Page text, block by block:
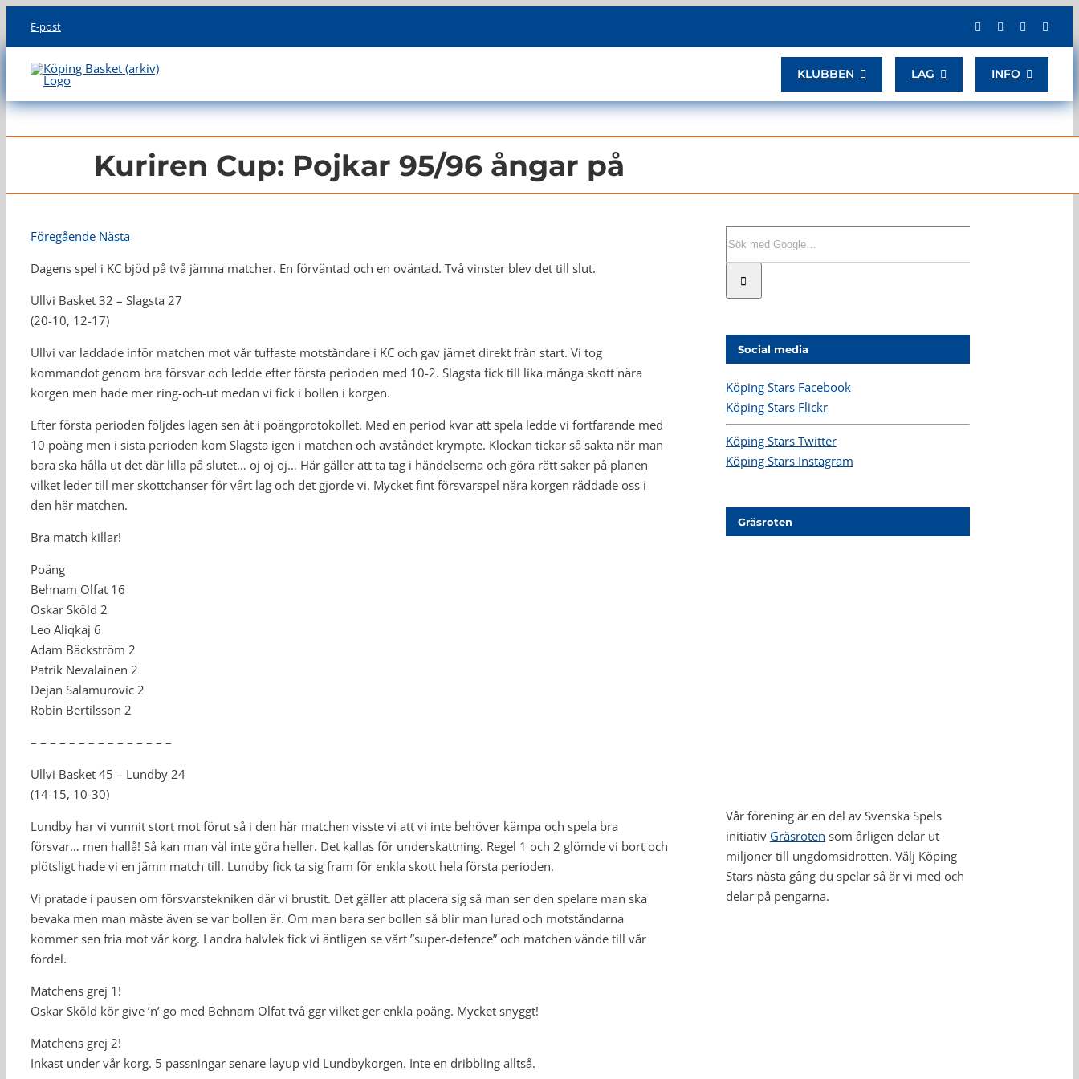
content
E-post
KLUBBEN LAG INFO
Kuriren Cup: Pojkar 95/96 ångar på
Föregående Nästa
Dagens spel i KC bjöd på två jämna matcher. En förväntad och en oväntad. Två vinster blev det till slut.
Ullvi Basket 32 – Slagsta 27
(20-10, 12-17)
Ullvi var laddade inför matchen mot vår tuffaste motståndare i KC och gav järnet direkt från start. Vi tog
kommandot genom bra försvar och ledde efter första perioden med 10-2. Slagsta fick till lika många skott nära
korgen men hade mer ring-och-ut medan vi fick i bollen i korgen.
Efter första perioden följdes lagen sen åt i poängprotokollet. Med en period kvar att spela ledde vi fortfarande med
10 poäng men i sista perioden kom Slagsta igen i matchen och avståndet krympte. Klockan tickar så sakta när man
bara ska hålla ut det där lilla på slutet… oj oj oj… Här gäller att ta tag i händelserna och göra rätt saker på planen
vilket leder till mer skottchanser för vårt lag och det gjorde vi. Mycket fint försvarspel nära korgen räddade oss i
den här matchen.
Bra match killar!
Poäng
Behnam Olfat 16
Oskar Sköld 2
Leo Aliqkaj 6
Adam Bäckström 2
Patrik Nevalainen 2
Dejan Salamurovic 2
Robin Bertilsson 2
– – – – – – – – – – – – – – –
Ullvi Basket 45 – Lundby 24
(14-15, 10-30)
Lundby har vi vunnit stort mot förut så i den här matchen visste vi att vi inte behöver kämpa och spela bra
försvar… men hallå! Så kan man väl inte göra heller. Det kallas för underskattning. Regel 1 och 2 glömde vi bort och
plötsligt hade vi en jämn match till. Lundby fick ta sig fram för enkla skott hela första perioden.
Vi pratade i pausen om försvarstekniken där vi brustit. Det gäller att placera sig så man ser den spelare man ska
bevaka men man måste även se var bollen är. Om man bara ser bollen så blir man lurad och motståndarna
kommer sen fria mot vår korg. I andra halvlek fick vi äntligen se vårt ”super-defence” och matchen vände till vår
fördel.
Matchens grej 1!
Oskar Sköld kör give ’n’ go med Behnam Olfat två ggr vilket ger enkla poäng. Mycket snyggt!
Matchens grej 2!
Inkast under vår korg. 5 passningar senare layup vid Lundbykorgen. Inte en dribbling alltså.
Social media
Köping Stars Facebook
Köping Stars Flickr
Köping Stars Twitter
Köping Stars Instagram
Gräsroten
Vår förening är en del av Svenska Spels
initiativ Gräsroten som årligen delar ut
miljoner till ungdomsidrotten. Välj Köping
Stars nästa gång du spelar så är vi med och
delar på pengarna.